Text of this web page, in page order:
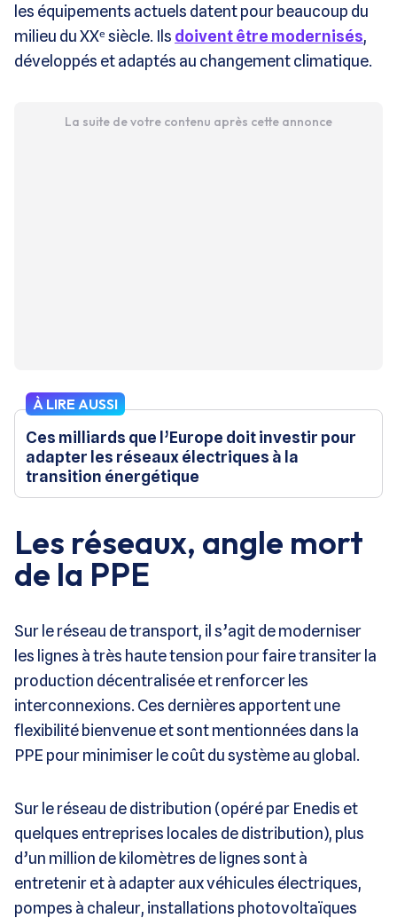
les équipements actuels datent pour beaucoup du
milieu du XXᵉ siècle. Ils doivent être modernisés,
développés et adaptés au changement climatique.
La suite de votre contenu après cette annonce
À LIRE AUSSI
Ces milliards que l’Europe doit investir pour
adapter les réseaux électriques à la
transition énergétique
Les réseaux, angle mort
de la PPE
Sur le réseau de transport, il s’agit de moderniser
les lignes à très haute tension pour faire transiter la
production décentralisée et renforcer les
interconnexions. Ces dernières apportent une
flexibilité bienvenue et sont mentionnées dans la
PPE pour minimiser le coût du système au global.
Sur le réseau de distribution (opéré par Enedis et
quelques entreprises locales de distribution), plus
d’un million de kilomètres de lignes sont à
entretenir et à adapter aux véhicules électriques,
pompes à chaleur, installations photovoltaïques